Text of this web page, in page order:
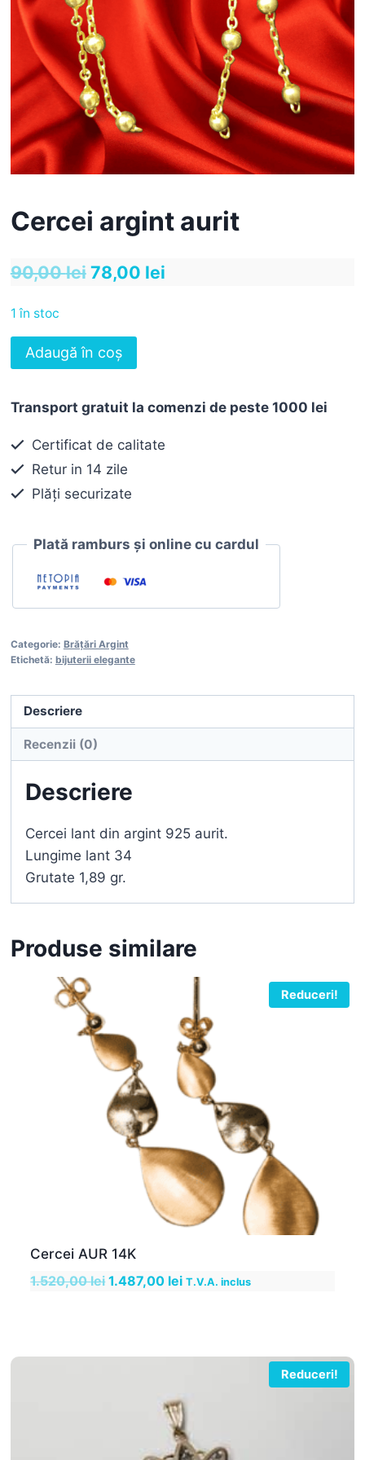
Cercei argint aurit
90,00lei Prețul
fost:
78,00 leiPrețul
1 în stoc
Cantitate
Cercei
aurit
Adaugă în coș
Transport gratuit la comenzi de peste 1000 lei
Certificat de calitate
Retur in 14 zile
Plăți securizate
Plată ramburs și online cu cardul
Categorie: Brățări Argint
Etichetă: bijuterii elegante
Descriere
Recenzii (0)
Descriere
Cercei lant din argint 925 aurit.
Lungime lant 34
Grutate 1,89 gr.
Produse similare
Reduceri!
Cercei AUR 14K
1.520,00leiPrețul
1.520,00 lei.
1.487,00 leiPrețul
T.V.A. inclus
Reduceri!